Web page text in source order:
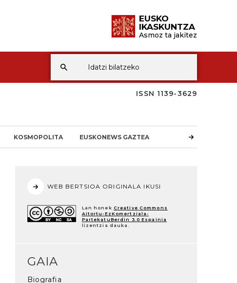
EUSKO
IKASKUNTZA
Asmoz ta jakitez
ISSN 1139-3629
KOSMOPOLITA EUSKONEWS GAZTEA
WEB BERTSIOA ORIGINALA IKUSI
Lan honek Creative Commons
Aitortu-EzKomertziala-
PartekatuBerdin 3.0 Espainia
lizentzia dauka.
GAIA
Biografia